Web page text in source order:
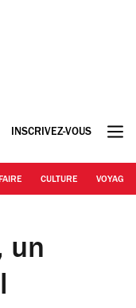
INSCRIVEZ-VOUS
CULTURE VOYAGE
un